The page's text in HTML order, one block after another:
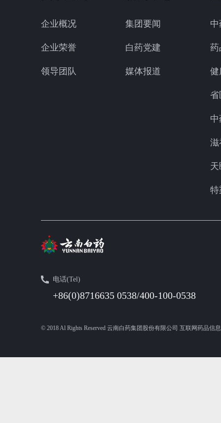
企业概况
企业荣誉
领导团队
集团要闻
白药党建
媒体报道
药
健
省
滋
特
电话(Tel)
+86(0)8716635 0538/400-100-0538
© 2018 Al Rights Reserved 云南白药集团股份有限公司 互联网药品信